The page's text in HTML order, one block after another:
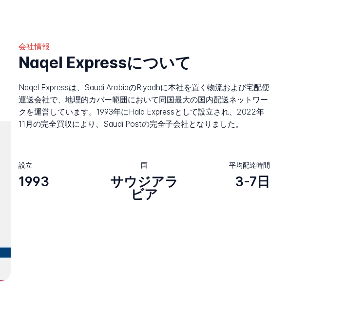
会社情報
Naqel Expressについて
Naqel Expressは、Saudi ArabiaのRiyadhに本社を置く物流および宅配便
運送会社で、地理的カバー範囲において同国最大の国内配送ネットワー
クを運営しています。1993年にHala Expressとして設立され、2022年
11月の完全買収により、Saudi Postの完全子会社となりました。
設立
1993
国
サウジアラ
ビア
平均配達時間
3-7日